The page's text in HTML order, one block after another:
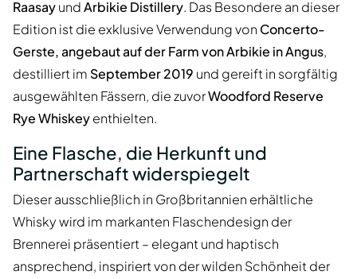
RaasayundArbikie Distillery. Das Besondere an dieser
Edition ist die exklusive Verwendung von Concerto-
Gerste, angebaut auf der Farm von Arbikie in Angus,
destilliert im September 2019 und gereift in sorgfältig
ausgewählten Fässern, die zuvorWoodford Reserve
Rye Whiskeyenthielten.
Eine Flasche, die Herkunft und
Partnerschaft widerspiegelt
Dieser ausschließlich in Großbritannien erhältliche
Whisky wird im markanten Flaschendesign der
Brennerei präsentiert – elegant und haptisch
ansprechend, inspiriert von der wilden Schönheit der